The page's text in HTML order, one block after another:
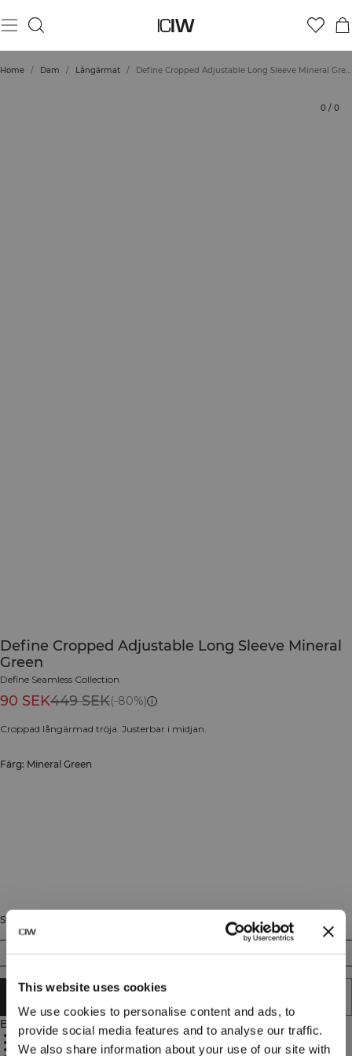
This website uses cookies
We use cookies to personalise content and ads, to
provide social media features and to analyse our traffic.
We also share information about your use of our site with
Home / Dam / Långärmat / Define Cropped Adjustable Long Sleeve Mineral Green
0 / 0
Define Cropped Adjustable Long Sleeve Mineral
Green
Define Seamless Collection
90 SEK449 SEK(-80%)
Croppad långärmad tröja. Justerbar i midjan.
Färg: Mineral Green
Storlek
XS S M L XL XXL
Beskrivning
Justerbar midja
Croppad modell
Praktiska tumhål